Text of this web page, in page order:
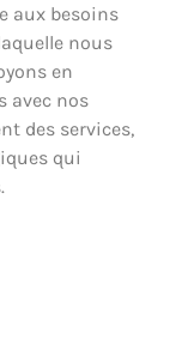
aux besoins
nous
en
avec nos
des services,
qui